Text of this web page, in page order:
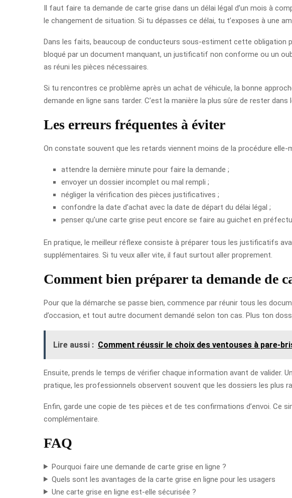
Il faut faire ta demande de carte grise dans un délai légal d’un mois à
le changement de situation. Si tu dépasses ce délai, tu t’exposes à une
Dans les faits, beaucoup de conducteurs sous-estiment cette obligation
bloqué par un document manquant, un justificatif non conforme ou un
as réuni les pièces nécessaires.
Si tu rencontres ce problème après un achat de véhicule, la bonne
demande en ligne sans tarder. C’est la manière la plus sûre de rester
Les erreurs fréquentes à éviter
On constate souvent que les retards viennent moins de la procédure
attendre la dernière minute pour faire la demande ;
envoyer un dossier incomplet ou mal rempli ;
négliger la vérification des pièces justificatives ;
confondre la date d’achat avec la date de départ du délai légal ;
penser qu’une carte grise peut encore se faire au guichet en
En pratique, le meilleur réflexe consiste à préparer tous les justificatifs
supplémentaires. Si tu veux aller vite, il faut surtout aller proprement.
Comment bien préparer ta demande de
Pour que la démarche se passe bien, commence par réunir tous les
d’occasion, et tout autre document demandé selon ton cas. Plus ton
Lire aussi : Comment réussir le choix des ventouses à pare-
Ensuite, prends le temps de vérifier chaque information avant de valider.
pratique, les professionnels observent souvent que les dossiers les plus
Enfin, garde une copie de tes pièces et de tes confirmations d’envoi. Ce
complémentaire.
FAQ
Pourquoi faire une demande de carte grise en ligne ?
Quels sont les avantages de la carte grise en ligne pour les usagers
Une carte grise en ligne est-elle sécurisée ?